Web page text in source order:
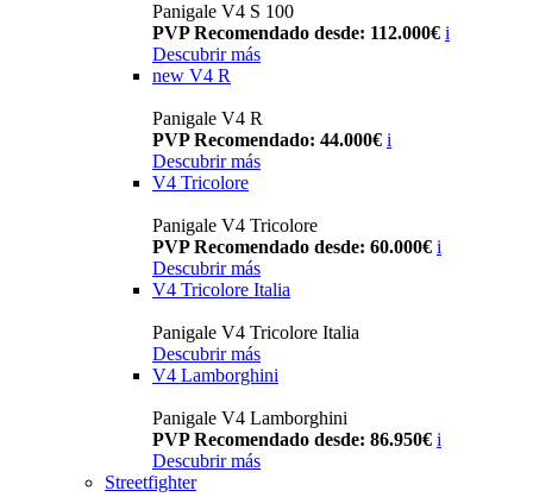
Panigale V4 S 100
PVP Recomendado desde: 112.000€ i
Descubrir más
new V4 R
Panigale V4 R
PVP Recomendado: 44.000€ i
Descubrir más
V4 Tricolore
Panigale V4 Tricolore
PVP Recomendado desde: 60.000€ i
Descubrir más
V4 Tricolore Italia
Panigale V4 Tricolore Italia
Descubrir más
V4 Lamborghini
Panigale V4 Lamborghini
PVP Recomendado desde: 86.950€ i
Descubrir más
Streetfighter